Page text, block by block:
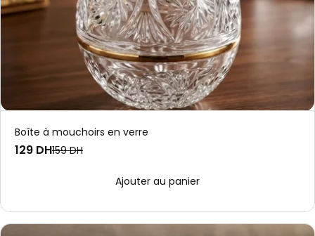
Boîte à mouchoirs en verre
129 DH159 DH